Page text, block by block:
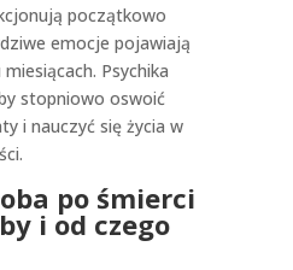
początkowo
emocje pojawiają
Psychika
stopniowo oswoić
i nauczyć się życia w
po śmierci
i od czego